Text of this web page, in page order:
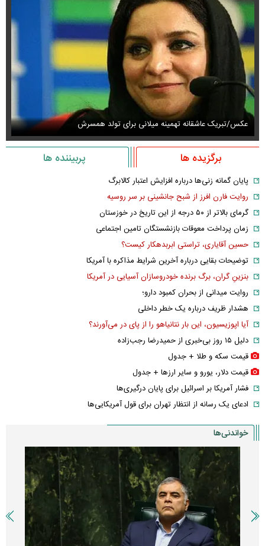
عکس/تبریک عاشقانه تهمینه میلانی برای تولد همسرش
برگزیده ها پربیننده ها
پایان گمانه زنی‌ها درباره افزایش اعتبار کالابرگ
روایت فارن افرز از شبح جانشینی بر سر روسیه
گرمای بالاتر از ۵۰ درجه از این تاریخ در خوزستان
زمان پرداخت معوقات بازنشستگان تامین اجتماعی
حسین آقایاری، تراستی ابربدهکار کیست؟
توضیحات بقایی درباره آخرین شرایط مذاکره با آمریکا
بنزینِ گران، برگ برنده خودروسازان آسیایی در آمریکا
روایت میدانی از بحران کمبود دارو؛
هشدار ظریف درباره یک خطر داخلی
آیا اپوزیسیون، این بار نتانیاهو را از پای در می‌آورند؟
دلیل ۱۵ روز بی‌خبری از حمیدرضا رجب‌زاده
قیمت سکه و طلا + جدول
قیمت دلار، یورو و سایر ارز‌ها + جدول
فشار آمریکا بر اسرائیل برای پایان درگیری‌ها
ادعای یک رسانه از انتظار تهران برای قول آمریکایی‌ها
خواندنی‌ها